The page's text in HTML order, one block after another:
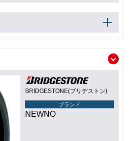
BRIDGESTONE(ブリヂストン)
ブランド
NEWNO